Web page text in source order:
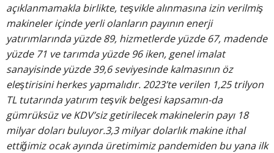
açıklanmamakla birlikte, teşvikle alınmasına izin verilmiş
makineler içinde yerli olanların payının enerji
yatırımlarında yüzde 89, hizmetlerde yüzde 67, madende
yüzde 71 ve tarımda yüzde 96 iken, genel imalat
sanayisinde yüzde 39,6 seviyesinde kalmasının öz
eleştirisini herkes yapmalıdır. 2023’te verilen 1,25 trilyon
TL tutarında yatırım teşvik belgesi kapsamın-da
gümrüksüz ve KDV’siz getirilecek makinelerin payı 18
milyar doları buluyor.3,3 milyar dolarlık makine ithal
ettiğimiz ocak ayında üretimimiz pandemiden bu yana ilk